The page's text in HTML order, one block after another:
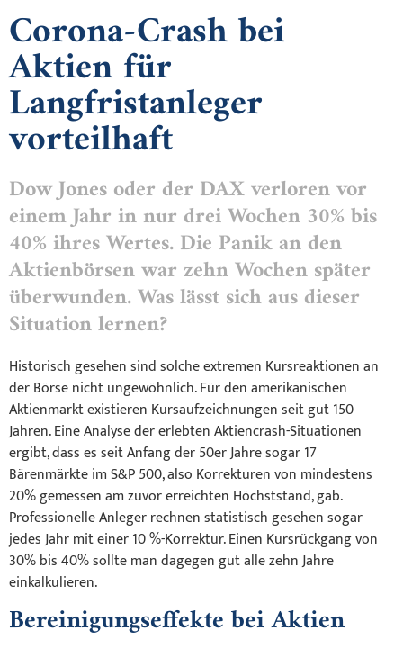
Corona-Crash bei
Aktien für
Langfristanleger
vorteilhaft
Dow Jones oder der DAX verloren vor
einem Jahr in nur drei Wochen 30% bis
40% ihres Wertes. Die Panik an den
Aktienbörsen war zehn Wochen später
überwunden. Was lässt sich aus dieser
Situation lernen?
Historisch gesehen sind solche extremen Kursreaktionen an
der Börse nicht ungewöhnlich. Für den amerikanischen
Aktienmarkt existieren Kursaufzeichnungen seit gut 150
Jahren. Eine Analyse der erlebten Aktiencrash-Situationen
ergibt, dass es seit Anfang der 50er Jahre sogar 17
Bärenmärkte im S&P 500, also Korrekturen von mindestens
20% gemessen am zuvor erreichten Höchststand, gab.
Professionelle Anleger rechnen statistisch gesehen sogar
jedes Jahr mit einer 10 %-Korrektur. Einen Kursrückgang von
30% bis 40% sollte man dagegen gut alle zehn Jahre
einkalkulieren.
Bereinigungseffekte bei Aktien